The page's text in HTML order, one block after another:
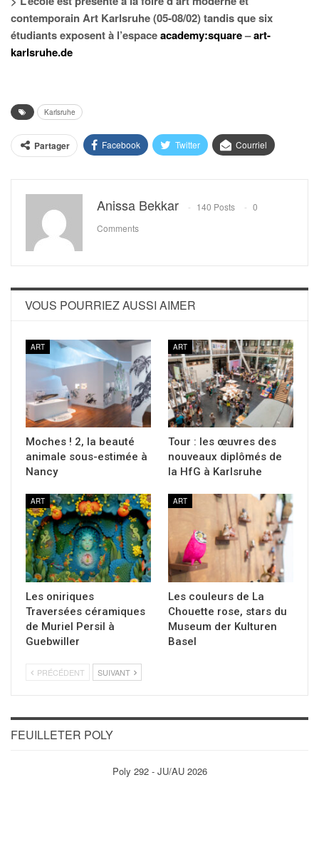
contemporain Art Karlsruhe (05-08/02) tandis que six
étudiants exposent à l’espaceacademy:square–art-
karlsruhe.de
Karlsruhe
Partager Facebook Twitter Courriel
Anissa Bekkar 140 Posts
0
Comments
VOUS POURRIEZ AUSSI AIMER
ART
Moches ! 2, la beauté
animale sous-estimée à
Nancy
ART
Tour : les œuvres des
nouveaux diplômés de
la HfG à Karlsruhe
ART
Les oniriques
Traversées céramiques
de Muriel Persil à
Guebwiller
ART
Les couleurs de La
Chouette rose, stars du
Museum der Kulturen
Basel
PRÉCÉDENT SUIVANT
FEUILLETER POLY
Poly 292 - JU/AU 2026